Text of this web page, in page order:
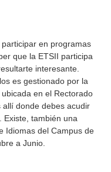
en programas
que la ETSII participa
interesante.
es gestionado por la
, ubicada en el Rectorado
donde debes acudir
Existe, también una
Idiomas del Campus de
a Junio.